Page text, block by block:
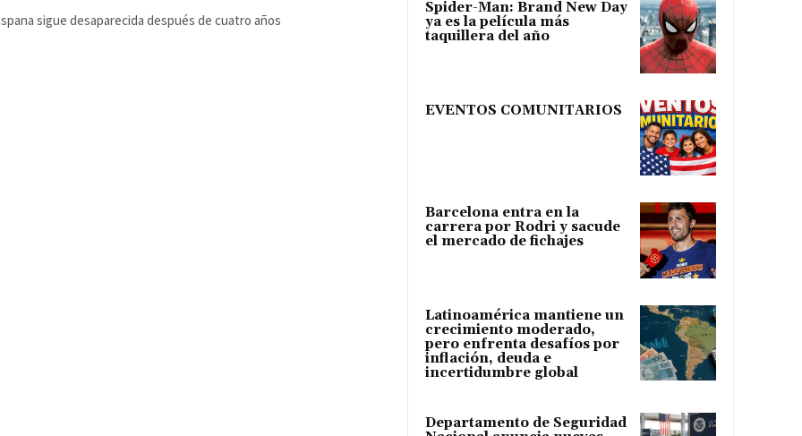
sigue desaparecida después de cuatro años
Spider-Man: Brand New Day
ya es la película más
taquillera del año
EVENTOS COMUNITARIOS
Barcelona entra en la
carrera por Rodri y sacude
el mercado de fichajes
Latinoamérica mantiene un
crecimiento moderado,
pero enfrenta desafíos por
inflación, deuda e
incertidumbre global
Departamento de Seguridad